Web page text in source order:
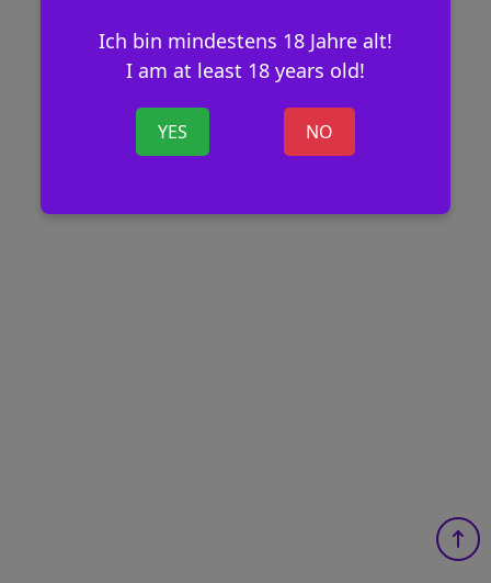
Ich bin mindestens 18 Jahre alt!
I am at least 18 years old!
YES NO